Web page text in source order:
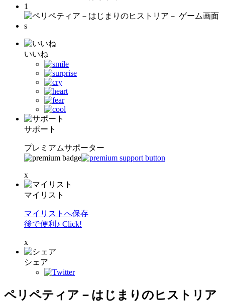
いいね
サポート
プレミアムサポーター
x
マイリスト
マイリストへ保存
後で便利♪ Click!
x
シェア
ペリペティア－はじまりのヒストリア